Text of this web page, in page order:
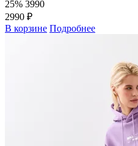
25% 3990
2990 ₽
В корзине Подробнее